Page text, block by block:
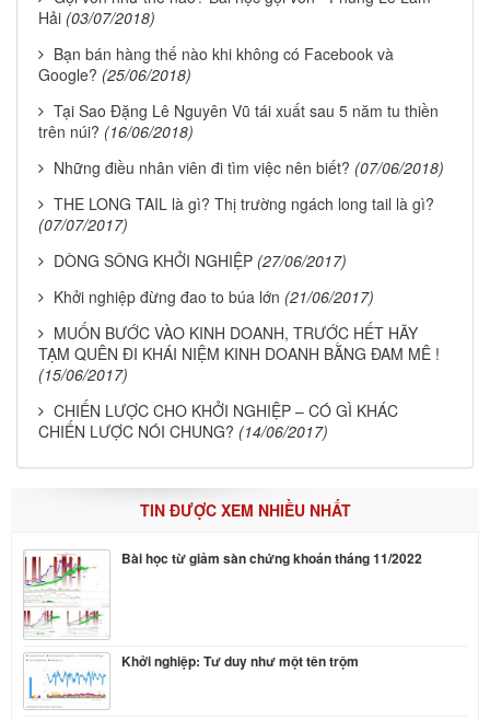
Hải (03/07/2018)
Bạn bán hàng thế nào khi không có Facebook và
Google? (25/06/2018)
Tại Sao Đặng Lê Nguyên Vũ tái xuất sau 5 năm tu thiền
trên núi? (16/06/2018)
Những điều nhân viên đi tìm việc nên biết? (07/06/2018)
THE LONG TAIL là gì? Thị trường ngách long tail là gì?
(07/07/2017)
DÒNG SÔNG KHỞI NGHIỆP (27/06/2017)
Khởi nghiệp đừng đao to búa lớn (21/06/2017)
MUỐN BƯỚC VÀO KINH DOANH, TRƯỚC HẾT HÃY
TẠM QUÊN ĐI KHÁI NIỆM KINH DOANH BẰNG ĐAM MÊ !
(15/06/2017)
CHIẾN LƯỢC CHO KHỞI NGHIỆP – CÓ GÌ KHÁC
CHIẾN LƯỢC NÓI CHUNG? (14/06/2017)
TIN ĐƯỢC XEM NHIỀU NHẤT
Bài học từ giảm sàn chứng khoán tháng 11/2022
Khởi nghiệp: Tư duy như một tên trộm